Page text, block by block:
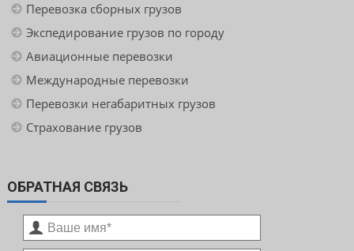
Перевозка сборных грузов
Экспедирование грузов по городу
Авиационные перевозки
Международные перевозки
Перевозки негабаритных грузов
Страхование грузов
ОБРАТНАЯ СВЯЗЬ